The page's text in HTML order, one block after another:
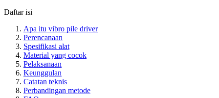
Daftar isi
Apa itu vibro pile driver
Perencanaan
Spesifikasi alat
Material yang cocok
Pelaksanaan
Keunggulan
Catatan teknis
Perbandingan metode